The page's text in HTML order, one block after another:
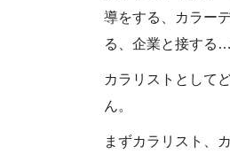
導をする、カラー
る、企業と接する
カラリストとして
ん。
まずカラリスト、